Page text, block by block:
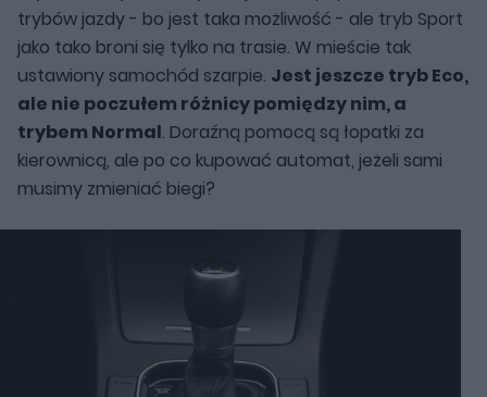
trybów jazdy - bo jest taka możliwość - ale tryb Sport
jako tako broni się tylko na trasie. W mieście tak
ustawiony samochód szarpie. Jest jeszcze tryb Eco,
ale nie poczułem różnicy pomiędzy nim, a
trybem Normal. Doraźną pomocą są łopatki za
kierownicą, ale po co kupować automat, jeżeli sami
musimy zmieniać biegi?